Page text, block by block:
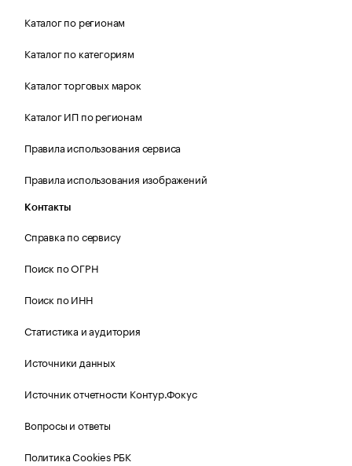
Каталог по регионам
Каталог по категориям
Каталог торговых марок
Каталог ИП по регионам
Правила использования сервиса
Правила использования изображений
Контакты
Справка по сервису
Поиск по ОГРН
Поиск по ИНН
Статистика и аудитория
Источники данных
Источник отчетности Контур.Фокус
Вопросы и ответы
Политика Cookies РБК